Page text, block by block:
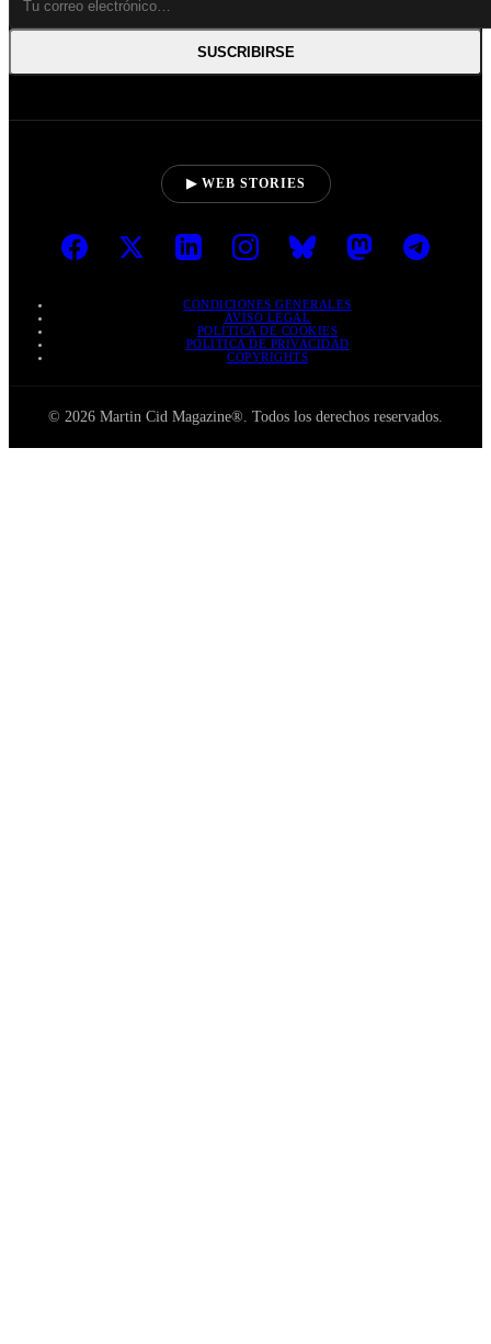
SUSCRIBIRSE
▶ WEB STORIES
CONDICIONES GENERALES
AVISO LEGAL
POLÍTICA DE COOKIES
POLÍTICA DE PRIVACIDAD
COPYRIGHTS
© 2026 Martin Cid Magazine®. Todos los derechos reservados.